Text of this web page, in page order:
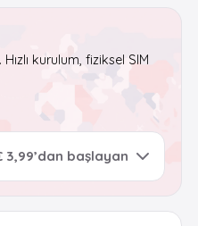
kurulum, fiziksel SIM
3,99’dan başlayan